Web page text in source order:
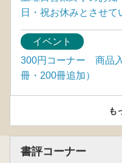
日・祝お休みとさせて
イベント
300円コーナー 商品
冊・200冊追加）
も
書評コーナー